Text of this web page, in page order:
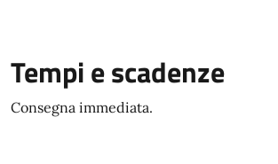
Tempi e scadenze
Consegna immediata.